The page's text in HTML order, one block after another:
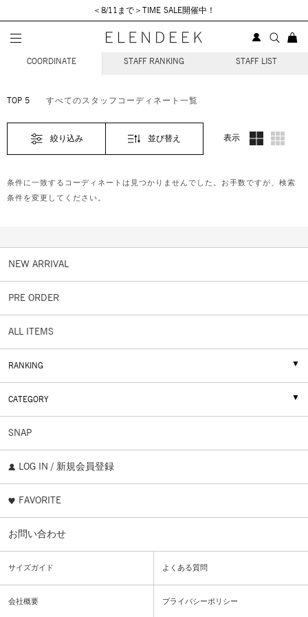
＜8/11まで＞TIME SALE開催中！
STAFF COORDINATE
COORDINATE STAFF RANKING STAFF LIST
TOP 5 すべてのスタッフコーディネート一覧
絞り込み 並び替え 表示
条件に一致するコーディネートは見つかりませんでした。お手数ですが、検索
条件を変更してください。
NEW ARRIVAL
PRE ORDER
ALL ITEMS
RANKING
CATEGORY
SNAP
LOG IN / 新規会員登録
FAVORITE
お問い合わせ
サイズガイド よくある質問
会社概要 プライバシーポリシー